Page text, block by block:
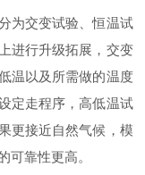
为交变试验、恒温试
进行升级拓展，交变
温以及所需做的温度
定走程序，高低温试
更接近自然气候，模
可靠性更高。